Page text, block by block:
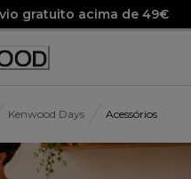
gratuito acima de 49€
Kenwood Days Acessórios